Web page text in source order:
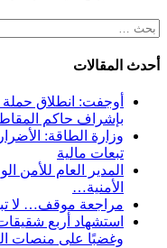
البحث
أحدث المقالات
أوجفت: انطلاق
بإشراف حاكم
وزارة الطاقة:
تبعات مالية
المدير العام للأمن
الأمنية…
مراجعة موقف… لا
استشهاد أربع
وغضبًا على منصات